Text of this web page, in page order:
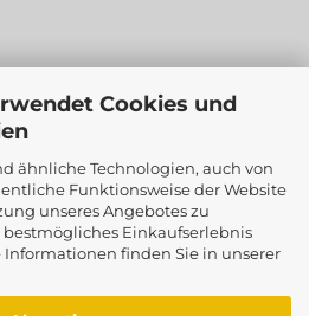
Cookies und
ähnliche Technologien, auch von
Funktionsweise der Website
unseres Angebotes zu
Einkaufserlebnis
finden Sie in unserer